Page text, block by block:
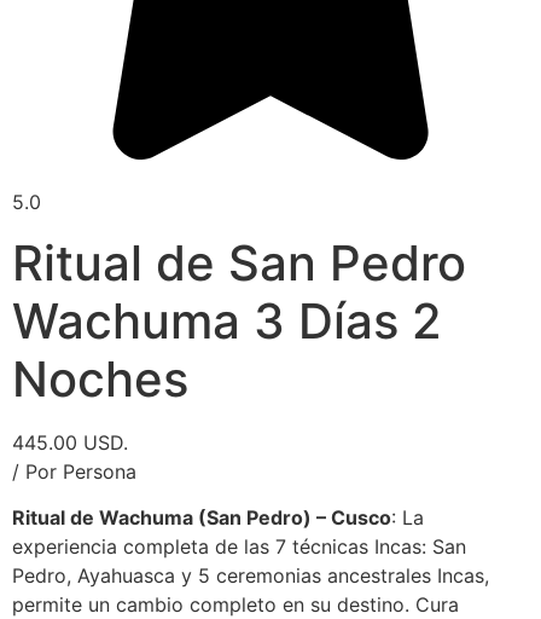
5.0
Ritual de San Pedro
Wachuma 3 Días 2
Noches
445.00 USD.
/ Por Persona
Ritual de Wachuma (San Pedro) – Cusco: La
experiencia completa de las 7 técnicas Incas: San
Pedro, Ayahuasca y 5 ceremonias ancestrales Incas,
permite un cambio completo en su destino. Cura